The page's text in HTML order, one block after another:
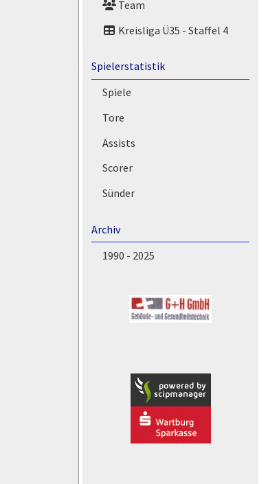
Team
Kreisliga Ü35 - Staffel 4
Spielerstatistik
Spiele
Tore
Assists
Scorer
Sünder
Archiv
1990 - 2025